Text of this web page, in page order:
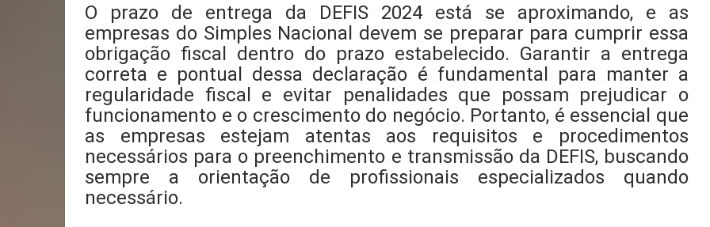
O prazo de entrega da DEFIS 2024 está se aproximando, e as
empresas do Simples Nacional devem se preparar para cumprir essa
obrigação fiscal dentro do prazo estabelecido. Garantir a entrega
correta e pontual dessa declaração é fundamental para manter a
regularidade fiscal e evitar penalidades que possam prejudicar o
funcionamento e o crescimento do negócio. Portanto, é essencial que
as empresas estejam atentas aos requisitos e procedimentos
necessários para o preenchimento e transmissão da DEFIS, buscando
sempre a orientação de profissionais especializados quando
necessário.